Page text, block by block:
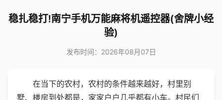
稳扎稳打!南宁手机万能麻将机遥控器(舍牌小经
验)
发布时间：2026年08月07日
在当下的农村，农村的条件越来越好，村里别
墅、楼房到处都是，家家户户几乎都有小车。村民们